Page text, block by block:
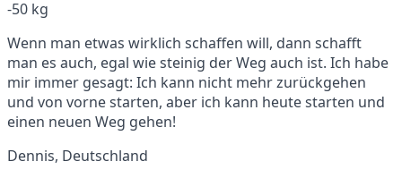
-50 kg
Wenn man etwas wirklich schaffen will, dann schafft
man es auch, egal wie steinig der Weg auch ist. Ich habe
mir immer gesagt: Ich kann nicht mehr zurückgehen
und von vorne starten, aber ich kann heute starten und
einen neuen Weg gehen!
Dennis, Deutschland